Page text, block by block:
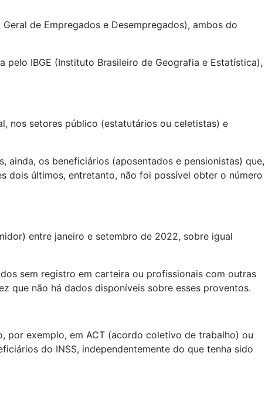
de Empregados e Desempregados), ambos do
IBGE (Instituto Brasileiro de Geografia e Estatística),
nos setores público (estatutários ou celetistas) e
os beneficiários (aposentados e pensionistas) que,
dois últimos, entretanto, não foi possível obter o número
entre janeiro e setembro de 2022, sobre igual
sem registro em carteira ou profissionais com outras
que não há dados disponíveis sobre esses proventos.
por exemplo, em ACT (acordo coletivo de trabalho) ou
do INSS, independentemente do que tenha sido